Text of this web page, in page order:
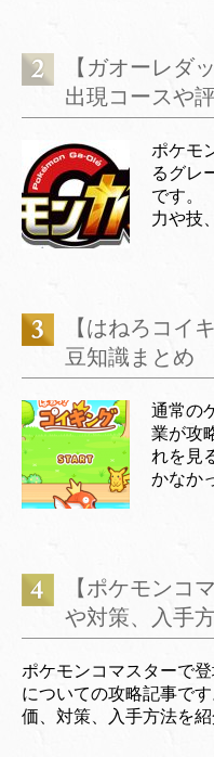
【ガオーレダ
出現コースや
ポケモ
るグレ
です。
力や技
【はねろコイ
豆知識まとめ
通常の
業が攻
れを見
かなか
【ポケモンコ
や対策、入手
ポケモンコマスターで
についての攻略記事で
価、対策、入手方法を